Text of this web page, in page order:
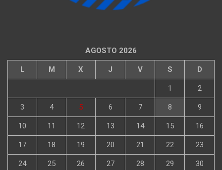
AGOSTO 2026
L M X J V S D
1 2
3 4 5 6 7 8 9
10 11 12 13 14 15 16
17 18 19 20 21 22 23
24 25 26 27 28 29 30